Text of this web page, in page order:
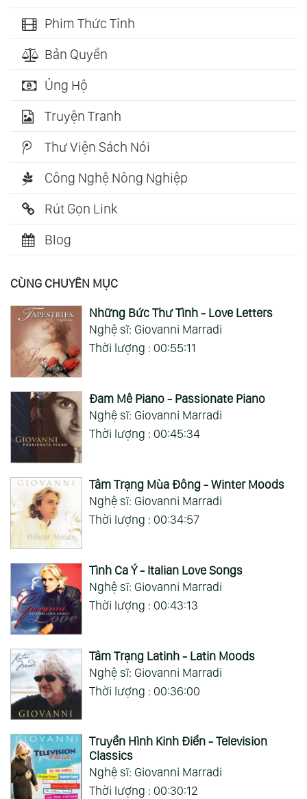
Phim Thức Tỉnh
Bản Quyền
Ủng Hộ
Truyện Tranh
Thư Viện Sách Nói
Công Nghệ Nông Nghiệp
Rút Gọn Link
Blog
CÙNG CHUYÊN MỤC
Những Bức Thư Tình - Love Letters
Nghệ sĩ: Giovanni Marradi
Thời lượng : 00:55:11
Đam Mê Piano - Passionate Piano
Nghệ sĩ: Giovanni Marradi
Thời lượng : 00:45:34
Tâm Trạng Mùa Đông - Winter Moods
Nghệ sĩ: Giovanni Marradi
Thời lượng : 00:34:57
Tình Ca Ý - Italian Love Songs
Nghệ sĩ: Giovanni Marradi
Thời lượng : 00:43:13
Tâm Trạng Latinh - Latin Moods
Nghệ sĩ: Giovanni Marradi
Thời lượng : 00:36:00
Truyền Hình Kinh Điển - Television
Classics
Nghệ sĩ: Giovanni Marradi
Thời lượng : 00:30:12